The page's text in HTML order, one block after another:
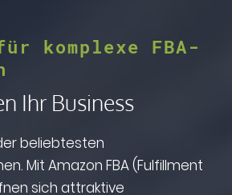
komplexe FBA-
Ihr Business
beliebtesten
Mit Amazon FBA (Fulfillment
sich attraktive